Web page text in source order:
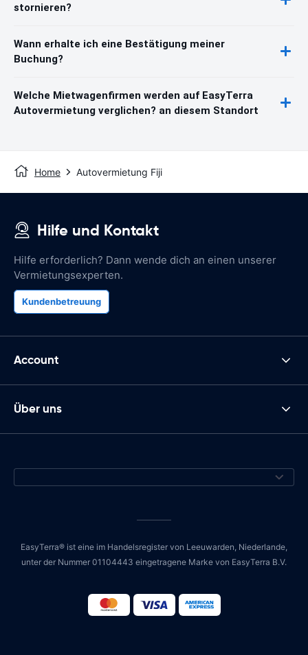
stornieren?
Wann erhalte ich eine Bestätigung meiner
Buchung?
Welche Mietwagenfirmen werden auf EasyTerra
Autovermietung verglichen? an diesem Standort
Home Autovermietung Fiji
Hilfe und Kontakt
Hilfe erforderlich? Dann wende dich an einen unserer
Vermietungsexperten.
Kundenbetreuung
Account
Über uns
EasyTerra® ist eine im Handelsregister von Leeuwarden, Niederlande,
unter der Nummer 01104443 eingetragene Marke von EasyTerra B.V.